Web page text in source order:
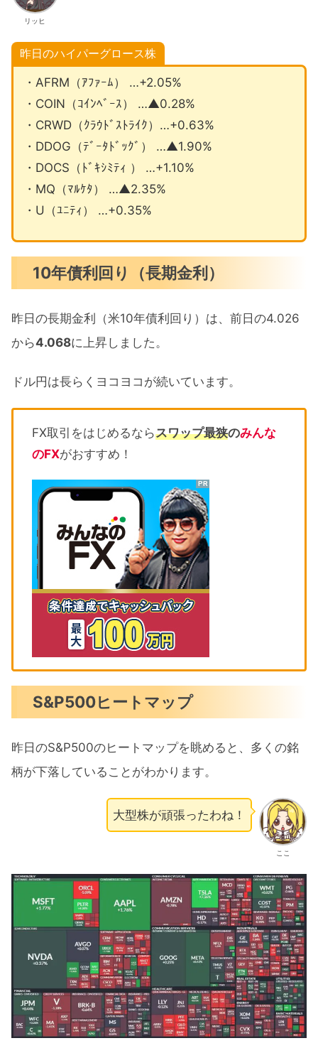
リッヒ
昨日のハイパーグロース株
・AFRM（ｱﾌｧｰﾑ） …+2.05%
・COIN（ｺｲﾝﾍﾞｰｽ） …▲0.28%
・CRWD（ｸﾗｳﾄﾞｽﾄﾗｲｸ）…+0.63%
・DDOG（ﾃﾞｰﾀﾄﾞｯｸﾞ） …▲1.90%
・DOCS（ﾄﾞｷｼﾐﾃｨ ） …+1.10%
・MQ（ﾏﾙｹﾀ） …▲2.35%
・U（ﾕﾆﾃｨ） …+0.35%
10年債利回り（長期金利）
昨日の長期金利（米10年債利回り）は、前日の4.026
から4.068に上昇しました。
ドル円は長らくヨコヨコが続いています。
FX取引をはじめるならスワップ最狭のみんな
のFXがおすすめ！
S&P500ヒートマップ
昨日のS&P500のヒートマップを眺めると、多くの銘
柄が下落していることがわかります。
ここ
大型株が頑張ったわね！